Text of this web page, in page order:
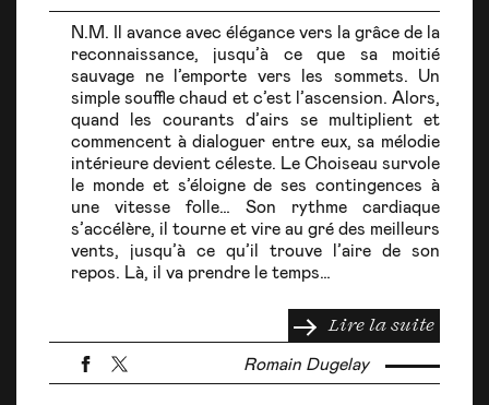
N.M. Il avance avec élégance vers la grâce de la
reconnaissance, jusqu’à ce que sa moitié
sauvage ne l’emporte vers les sommets. Un
simple souffle chaud et c’est l’ascension. Alors,
quand les courants d’airs se multiplient et
commencent à dialoguer entre eux, sa mélodie
intérieure devient céleste. Le Choiseau survole
le monde et s’éloigne de ses contingences à
une vitesse folle… Son rythme cardiaque
s’accélère, il tourne et vire au gré des meilleurs
vents, jusqu’à ce qu’il trouve l’aire de son
repos. Là, il va prendre le temps…
Lire la suite
Romain Dugelay